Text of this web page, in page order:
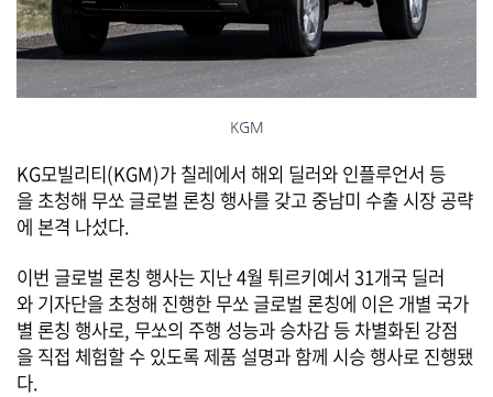
KGM
KG모빌리티(KGM)가 칠레에서 해외 딜러와 인플루언서 등
을 초청해 무쏘 글로벌 론칭 행사를 갖고 중남미 수출 시장 공략
에 본격 나섰다.
이번 글로벌 론칭 행사는 지난 4월 튀르키예서 31개국 딜러
와 기자단을 초청해 진행한 무쏘 글로벌 론칭에 이은 개별 국가
별 론칭 행사로, 무쏘의 주행 성능과 승차감 등 차별화된 강점
을 직접 체험할 수 있도록 제품 설명과 함께 시승 행사로 진행됐
다.